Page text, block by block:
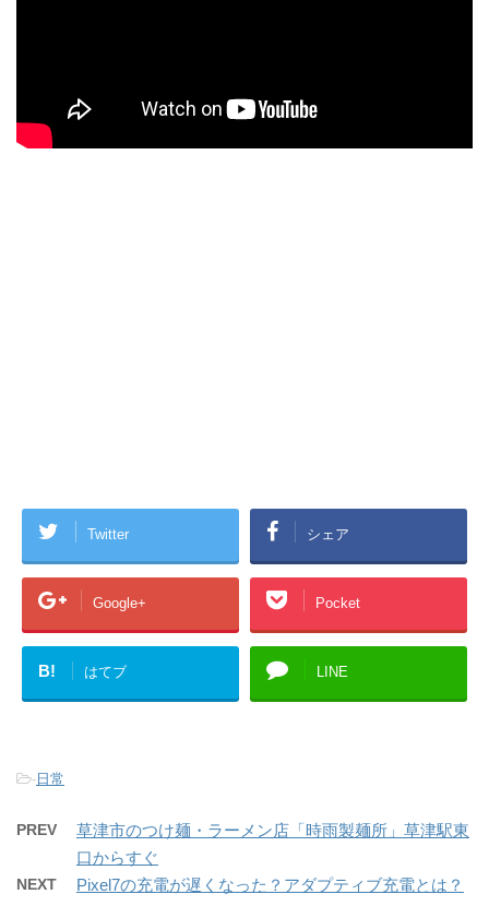
Twitter シェア
Google+ Pocket
B! はてブ LINE
-日常
PREV
草津市のつけ麺・ラーメン店「時雨製麺所」草津駅東
口からすぐ
NEXT Pixel7の充電が遅くなった？アダプティブ充電とは？